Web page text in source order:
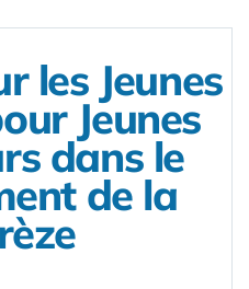
les Jeunes
Jeunes
dans le
de la